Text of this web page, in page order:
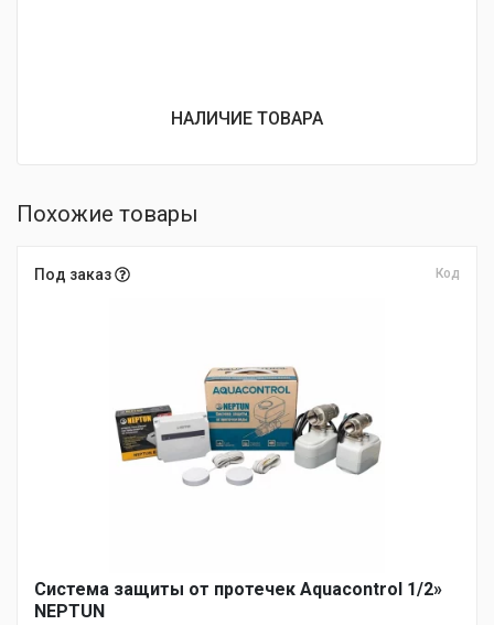
НАЛИЧИЕ ТОВАРА
Похожие товары
Под заказ Код
Система защиты от протечек Aquacontrol 1/2»
NEPTUN